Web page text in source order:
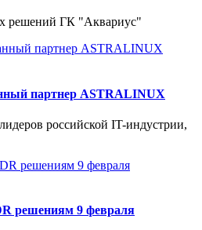
решений ГК "Аквариус"
партнер ASTRALINUX
российской IT-индустрии,
решениям 9 февраля